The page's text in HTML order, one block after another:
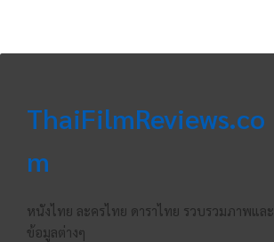
ThaiFilmReviews.co
m
หนังไทย ละครไทย ดาราไทย รวบรวมภาพและ
ข้อมูลต่างๆ